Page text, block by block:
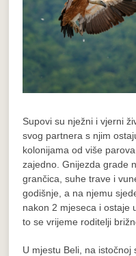
Supovi su nježni i vjerni
svog partnera s njim
kolonijama od više
zajedno. Gnijezda grade
grančica, suhe trave i
godišnje, a na njemu
nakon 2 mjeseca i ostaje
to se vrijeme roditelji
U mjestu Beli, na istočnoj